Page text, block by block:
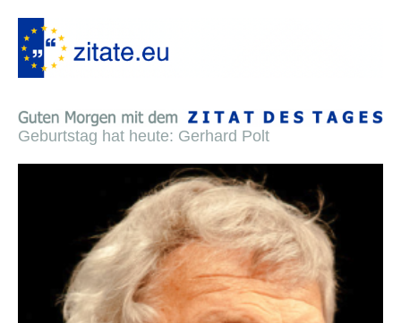
Geburtstag hat heute: Gerhard Polt